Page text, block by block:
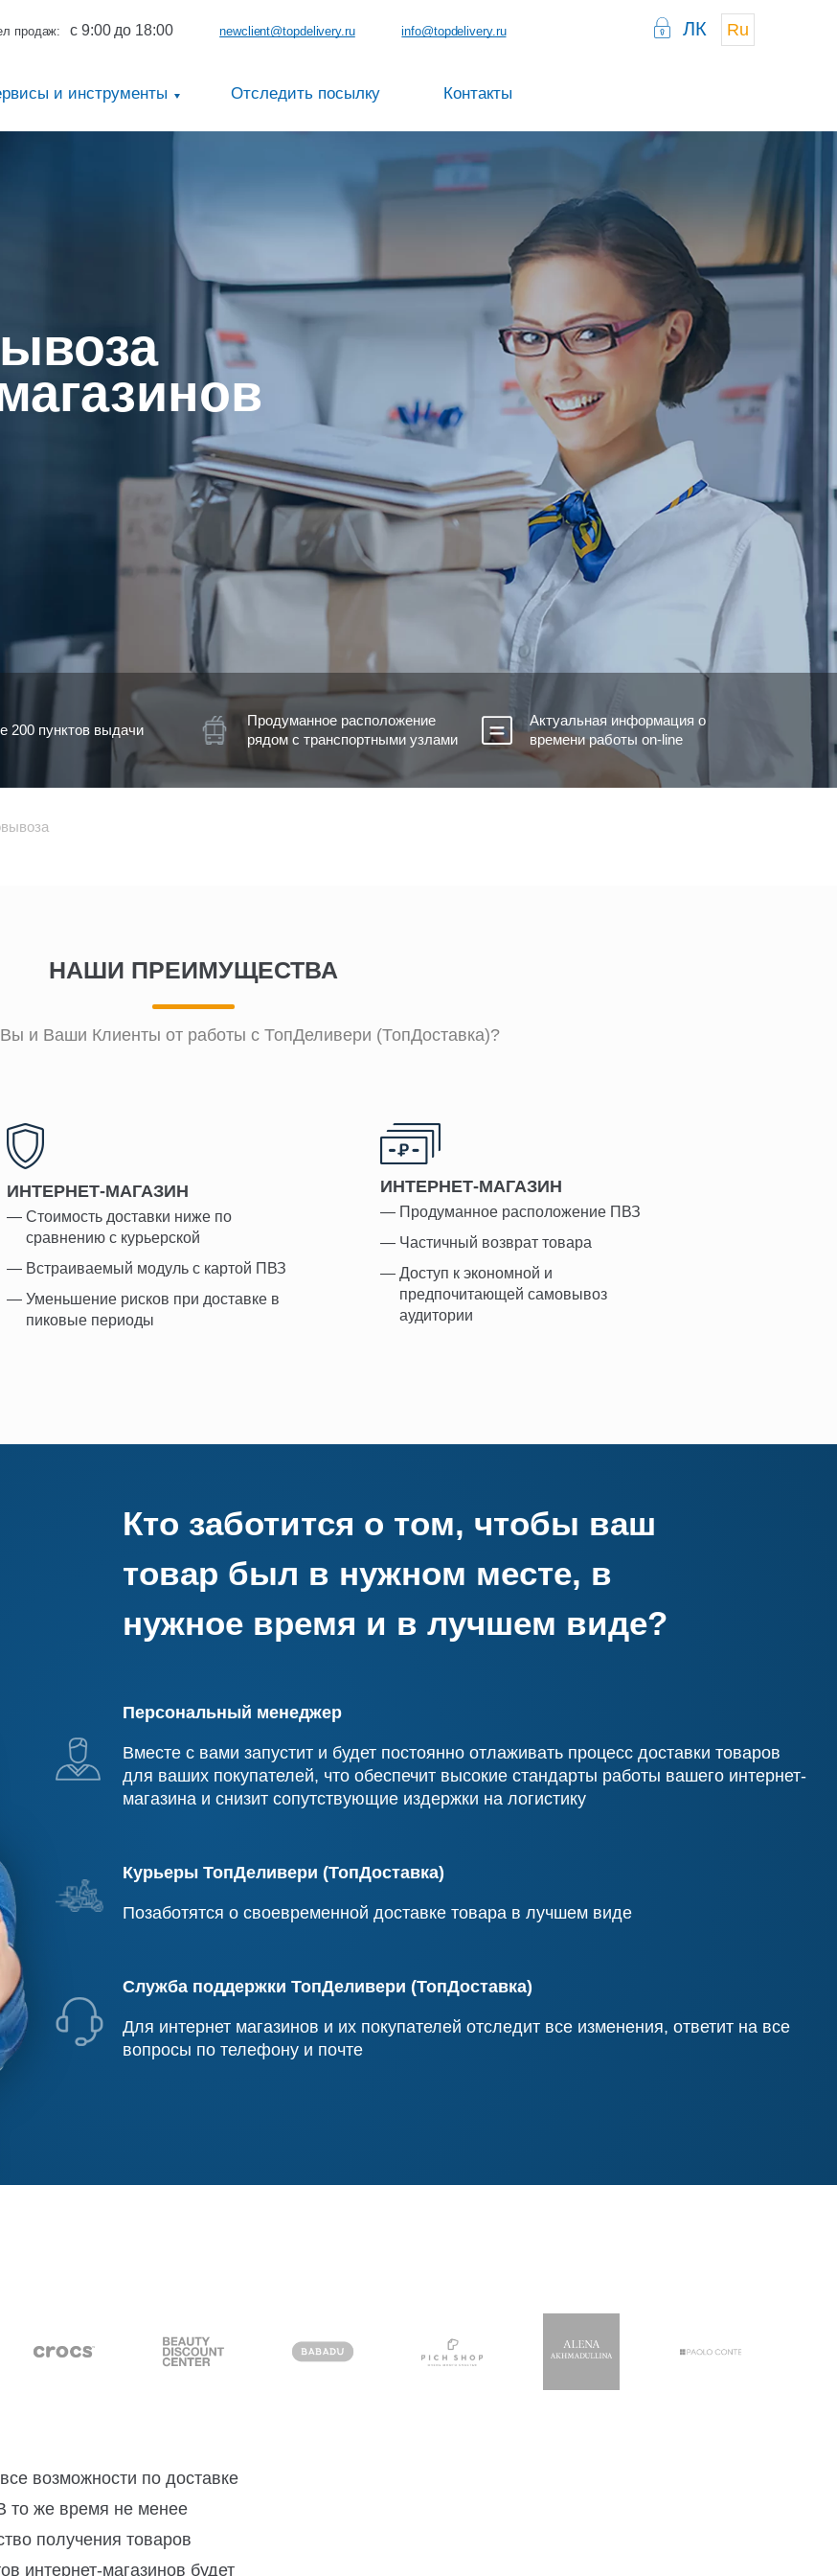
продаж: с 9:00 до 18:00 newclient@topdelivery.ru info@topdelivery.ru ЛК Ru
и инструменты Отследить посылку Контакты
200 пунктов выдачи
Продуманное расположение
рядом с транспортными узлами
Актуальная информация о
времени работы on-line
НАШИ ПРЕИМУЩЕСТВА
и Ваши Клиенты от работы с ТопДеливери (ТопДоставка)?
ИНТЕРНЕТ-МАГАЗИН
Стоимость доставки ниже по
сравнению с курьерской
Встраиваемый модуль с картой ПВЗ
Уменьшение рисков при доставке в
пиковые периоды
ИНТЕРНЕТ-МАГАЗИН
Продуманное расположение ПВЗ
Частичный возврат товара
Доступ к экономной и
предпочитающей самовывоз
аудитории
Кто заботится о том, чтобы ваш
товар был в нужном месте, в
нужное время и в лучшем виде?
Персональный менеджер
Вместе с вами запустит и будет постоянно отлаживать процесс доставки товаров
для ваших покупателей, что обеспечит высокие стандарты работы вашего интернет-
магазина и снизит сопутствующие издержки на логистику
Курьеры ТопДеливери (ТопДоставка)
Позаботятся о своевременной доставке товара в лучшем виде
Служба поддержки ТопДеливери (ТопДоставка)
Для интернет магазинов и их покупателей отследит все изменения, ответит на все
вопросы по телефону и почте
возможности по доставке
то же время не менее
получения товаров
интернет-магазинов будет